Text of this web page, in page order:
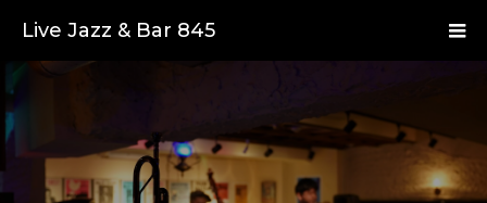
Live Jazz & Bar 845